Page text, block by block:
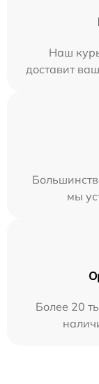
Наш
доставит
мы
Более 20